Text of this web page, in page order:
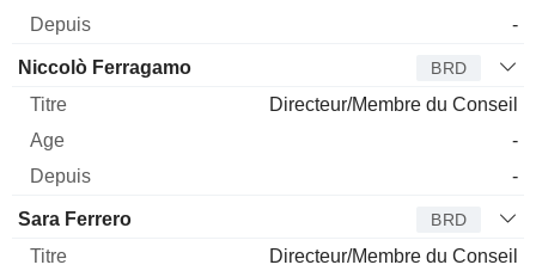
-
Niccolò Ferragamo BRD
Directeur/Membre du Conseil
-
-
Sara Ferrero BRD
Directeur/Membre du Conseil